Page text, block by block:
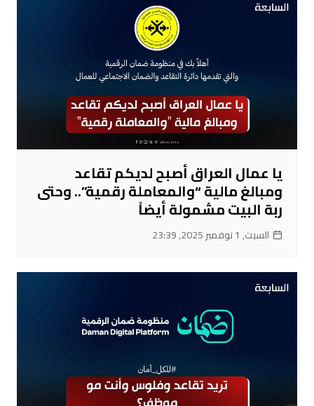
يا عمال العراق أصبح لديكم تقاعد
ومبالغ مالية “والمعاملة رقمية”.. وحتى
ربة البيت مشمولة أيضاً
السبت, 1 نوفمبر 2025, 23:39